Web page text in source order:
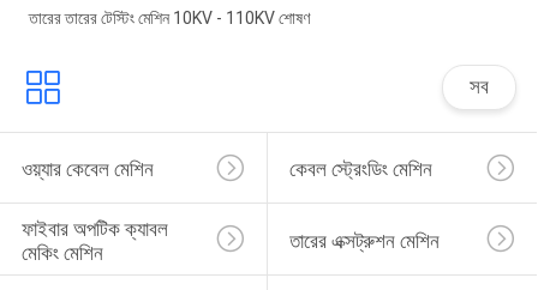
তারের তারের টেস্টিং মেশিন 10KV - 110KV শোষণ
সব
ওয়্যার কেবেল মেশিন কেবল স্ট্রেংডিং মেশিন
ফাইবার অপটিক ক্যাবল
মেকিং মেশিন
তারের এক্সট্রুশন মেশিন